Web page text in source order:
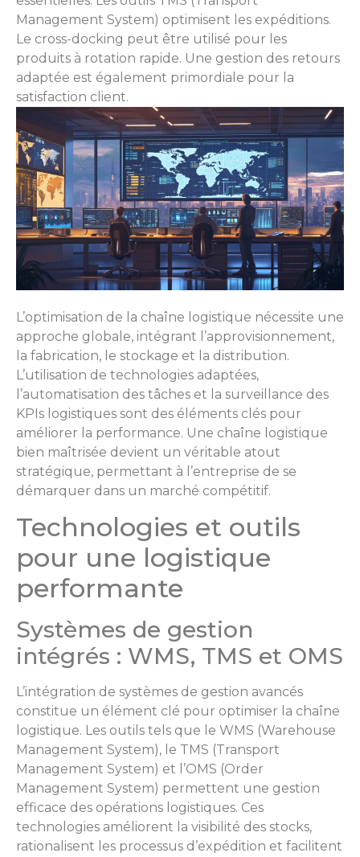
Management System) optimisent les expéditions.
Le cross-docking peut être utilisé pour les
produits à rotation rapide. Une gestion des retours
adaptée est également primordiale pour la
satisfaction client.
L’optimisation de la chaîne logistique nécessite une
approche globale, intégrant l’approvisionnement,
la fabrication, le stockage et la distribution.
L’utilisation de technologies adaptées,
l’automatisation des tâches et la surveillance des
KPIs logistiques sont des éléments clés pour
améliorer la performance. Une chaîne logistique
bien maîtrisée devient un véritable atout
stratégique, permettant à l’entreprise de se
démarquer dans un marché compétitif.
Technologies et outils
pour une logistique
performante
Systèmes de gestion
intégrés : WMS, TMS et OMS
L’intégration de systèmes de gestion avancés
constitue un élément clé pour optimiser la chaîne
logistique. Les outils tels que le WMS (Warehouse
Management System), le TMS (Transport
Management System) et l’OMS (Order
Management System) permettent une gestion
efficace des opérations logistiques. Ces
technologies améliorent la visibilité des stocks,
rationalisent les processus d’expédition et facilitent